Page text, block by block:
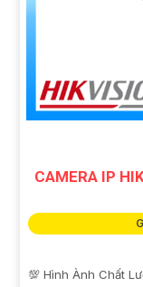
CAMERA IP
💯 Hình Ành Chất